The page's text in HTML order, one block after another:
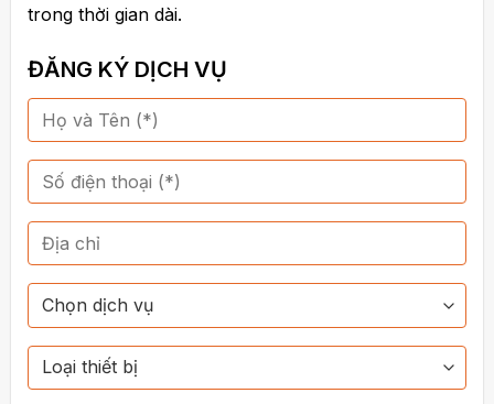
trong thời gian dài.
ĐĂNG KÝ DỊCH VỤ